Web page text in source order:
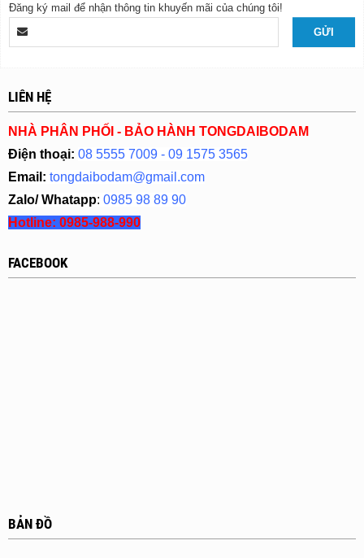
Đăng ký mail để nhận thông tin khuyến mãi của chúng tôi!
LIÊN HỆ
NHÀ PHÂN PHỐI - BẢO HÀNH TONGDAIBODAM
Điện thoại: 08 5555 7009 - 09 1575 3565
Email: tongdaibodam@gmail.com
Zalo/ Whatapp: 0985 98 89 90
Hotline: 0985-988-990
FACEBOOK
BẢN ĐỒ